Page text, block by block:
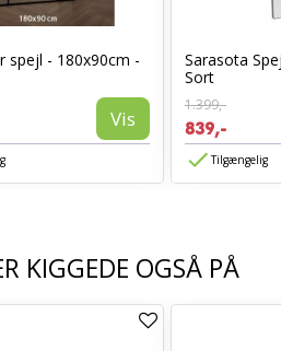
spejl - 180x90cm -
Vis
Sarasota
Sort
1.399,-
839,-
Tilgængelig
KIGGEDE OGSÅ PÅ